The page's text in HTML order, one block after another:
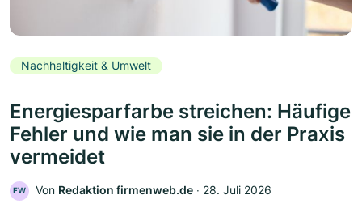
Nachhaltigkeit & Umwelt
Energiesparfarbe streichen: Häufige
Fehler und wie man sie in der Praxis
vermeidet
FW Von Redaktion firmenweb.de ‧ 28. Juli 2026